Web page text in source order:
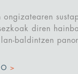
ongizatearen
diren
baldintzen
>